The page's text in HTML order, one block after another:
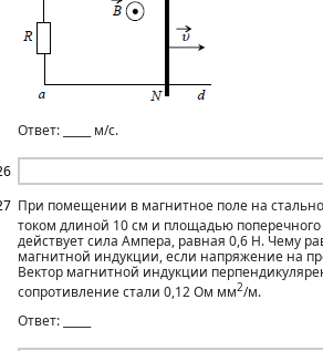
Ответ: _____ м/с.
При помещении в магнитное поле на
током длиной 10 см и площадью поперечного
действует сила Ампера, равная 0,6 Н. Чему
магнитной индукции, если напряжение на
Вектор магнитной индукции
сопротивление стали 0,12 Ом мм2/м.
Ответ: _____